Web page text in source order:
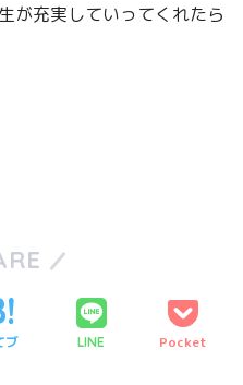
が充実していってくれたら
ブ LINE Pocket